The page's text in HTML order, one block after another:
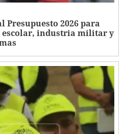
Presupuesto 2026 para
escolar, industria militar y